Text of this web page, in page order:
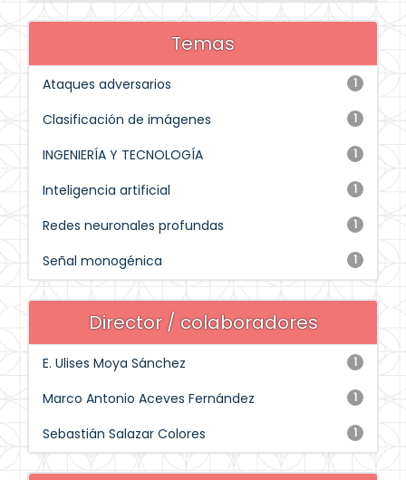
Temas
1
Ataques adversarios
1
Clasificación de imágenes
1
INGENIERÍA Y TECNOLOGÍA
1
Inteligencia artificial
1
Redes neuronales profundas
1
Señal monogénica
Director / colaboradores
1
E. Ulises Moya Sánchez
1
Marco Antonio Aceves Fernández
1
Sebastián Salazar Colores